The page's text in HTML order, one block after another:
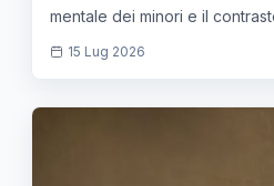
mentale dei minori e il
15 Lug 2026